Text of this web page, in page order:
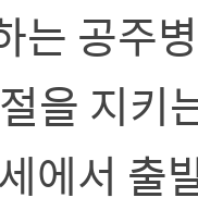
는 공주
을 지키
에서 출